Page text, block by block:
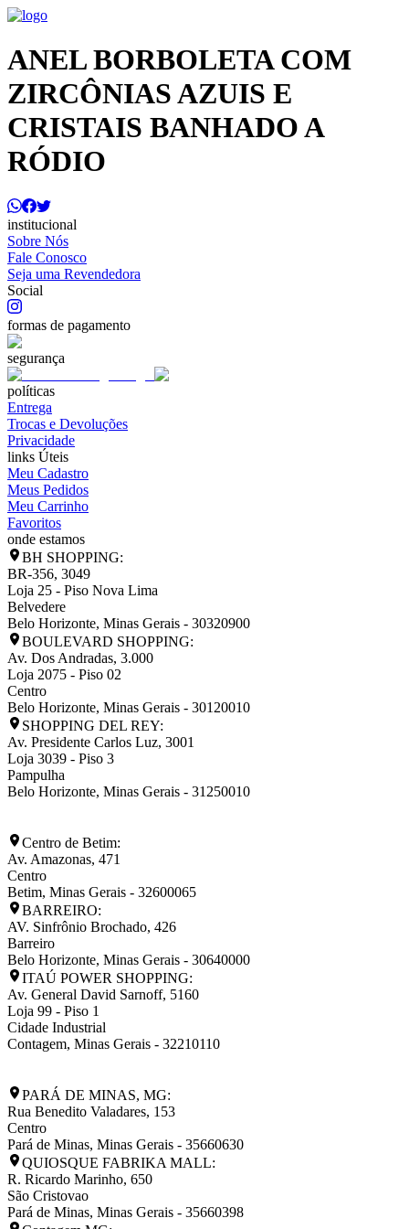
ANEL BORBOLETA COM
ZIRCÔNIAS AZUIS E
CRISTAIS BANHADO A
RÓDIO
institucional
Sobre Nós
Fale Conosco
Seja uma Revendedora
Social
formas de pagamento
segurança
políticas
Entrega
Trocas e Devoluções
Privacidade
links Úteis
Meu Cadastro
Meus Pedidos
Meu Carrinho
Favoritos
onde estamos
BH SHOPPING:
BR-356, 3049
Loja 25 - Piso Nova Lima
Belvedere
Belo Horizonte, Minas Gerais - 30320900
BOULEVARD SHOPPING:
Av. Dos Andradas, 3.000
Loja 2075 - Piso 02
Centro
Belo Horizonte, Minas Gerais - 30120010
SHOPPING DEL REY:
Av. Presidente Carlos Luz, 3001
Loja 3039 - Piso 3
Pampulha
Belo Horizonte, Minas Gerais - 31250010
Centro de Betim:
Av. Amazonas, 471
Centro
Betim, Minas Gerais - 32600065
BARREIRO:
AV. Sinfrônio Brochado, 426
Barreiro
Belo Horizonte, Minas Gerais - 30640000
ITAÚ POWER SHOPPING:
Av. General David Sarnoff, 5160
Loja 99 - Piso 1
Cidade Industrial
Contagem, Minas Gerais - 32210110
PARÁ DE MINAS, MG:
Rua Benedito Valadares, 153
Centro
Pará de Minas, Minas Gerais - 35660630
QUIOSQUE FABRIKA MALL:
R. Ricardo Marinho, 650
São Cristovao
Pará de Minas, Minas Gerais - 35660398